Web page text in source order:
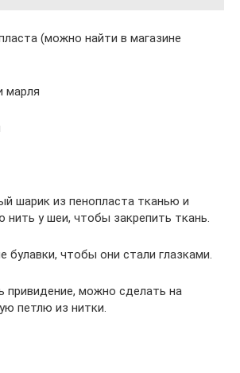
(можно найти в магазине
марля
шарик из пенопласта тканью и
нить у шеи, чтобы закрепить ткань.
булавки, чтобы они стали глазками.
привидение, можно сделать на
петлю из нитки.